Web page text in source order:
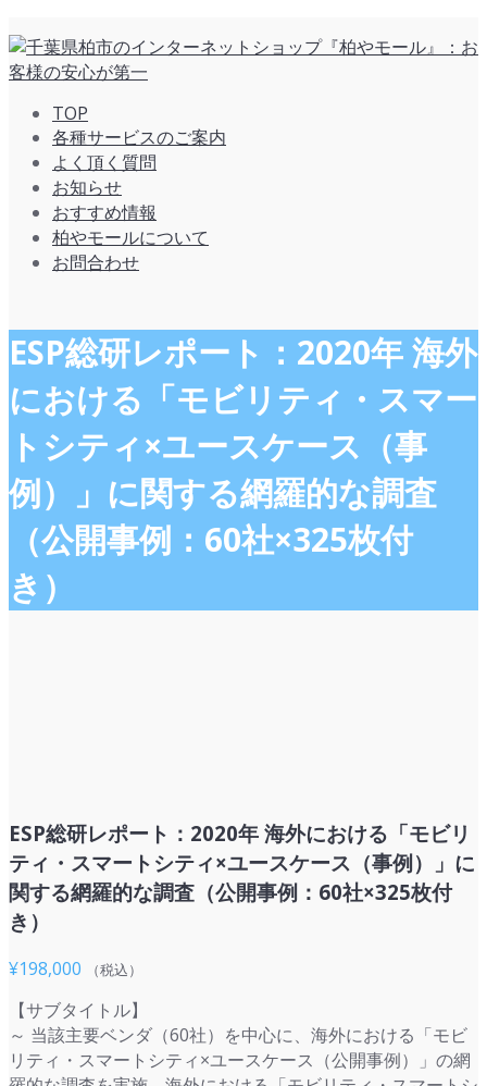
TOP
各種サービスのご案内
よく頂く質問
お知らせ
おすすめ情報
柏やモールについて
お問合わせ
ESP総研レポート：2020年 海外
における「モビリティ・スマー
トシティ×ユースケース（事
例）」に関する網羅的な調査
（公開事例：60社×325枚付
き）
ESP総研レポート：2020年 海外における「モビリ
ティ・スマートシティ×ユースケース（事例）」に
関する網羅的な調査（公開事例：60社×325枚付
き）
¥198,000 （税込）
【サブタイトル】
～ 当該主要ベンダ（60社）を中心に、海外における「モビ
リティ・スマートシティ×ユースケース（公開事例）」の網